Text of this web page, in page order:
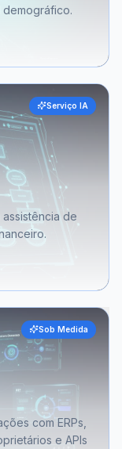
Serviço IA
de
Sob Medida
com ERPs,
e APIs